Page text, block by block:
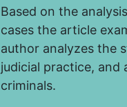
Based on the
cases the article
author analyzes the
judicial practice, and
criminals.